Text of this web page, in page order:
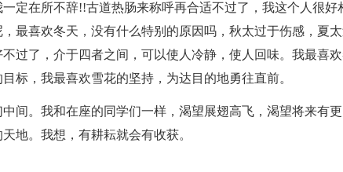
定在所不辞!!古道热肠来称呼再合适不过了，我这个人很好
最喜欢冬天，没有什么特别的原因吗，秋太过于伤感，夏
过了，介于四者之间，可以使人冷静，使人回味。我最喜欢
标，我最喜欢雪花的坚持，为达目的地勇往直前。
间。我和在座的同学们一样，渴望展翅高飞，渴望将来有
地。我想，有耕耘就会有收获。